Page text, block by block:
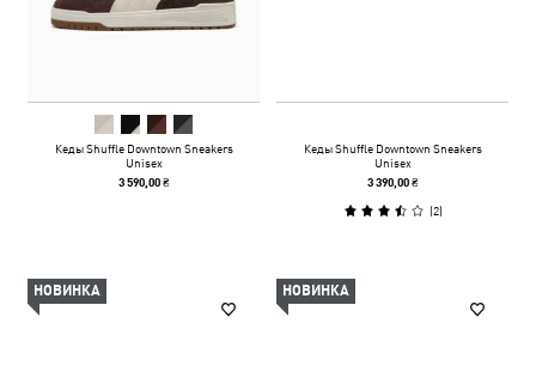
Кеды Shuffle Downtown Sneakers
Unisex
3 590,00 ₴
Кеды Shuffle Downtown Sneakers
Unisex
3 390,00 ₴
(2)
НОВИНКА НОВИНКА